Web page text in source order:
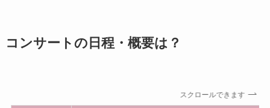
コンサートの日程・概要は？
スクロールできます